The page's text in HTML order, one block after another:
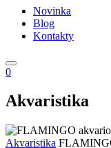
Novinka
Blog
Kontakty
0
Akvaristika
Akvaristika